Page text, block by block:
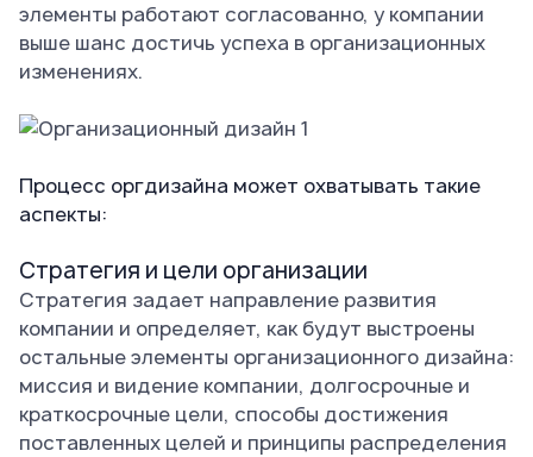
элементы работают согласованно, у компании
выше шанс достичь успеха в организационных
изменениях.
Процесс оргдизайна может охватывать такие
аспекты:
Стратегия и цели организации
Стратегия задает направление развития
компании и определяет, как будут выстроены
остальные элементы организационного дизайна:
миссия и видение компании, долгосрочные и
краткосрочные цели, способы достижения
поставленных целей и принципы распределения